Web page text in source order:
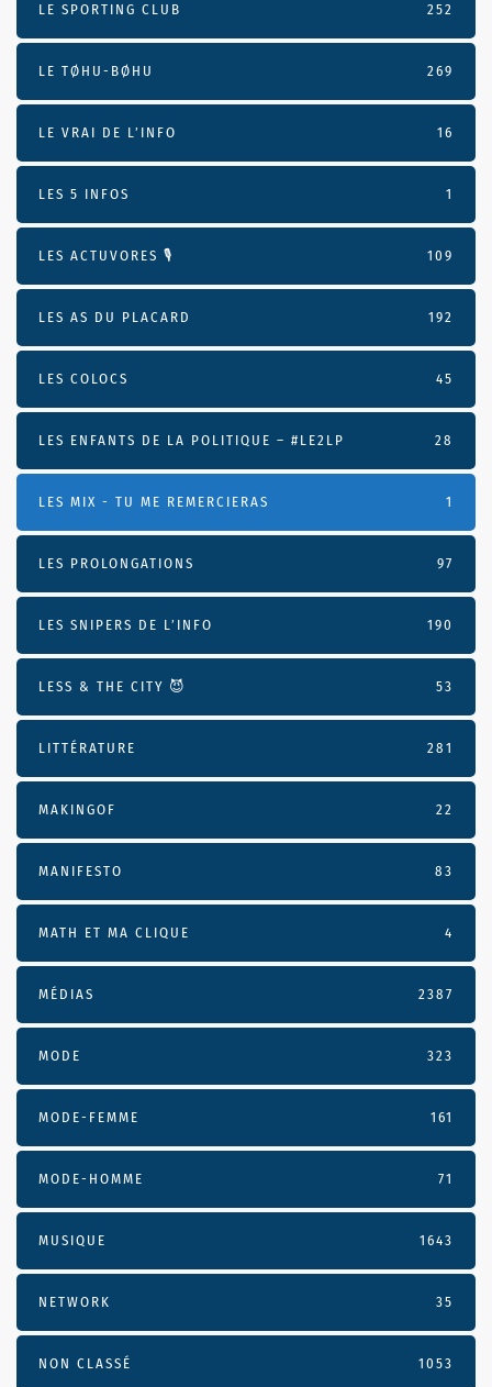
LE SPORTING CLUB 252
LE TØHU-BØHU 269
LE VRAI DE L’INFO 16
LES 5 INFOS 1
LES ACTUVORES 🎙 109
LES AS DU PLACARD 192
LES COLOCS 45
LES ENFANTS DE LA POLITIQUE – #LE2LP 28
LES MIX - TU ME REMERCIERAS 1
LES PROLONGATIONS 97
LES SNIPERS DE L’INFO 190
LESS & THE CITY 😈 53
LITTÉRATURE 281
MAKINGOF 22
MANIFESTO 83
MATH ET MA CLIQUE 4
MÉDIAS 2387
MODE 323
MODE-FEMME 161
MODE-HOMME 71
MUSIQUE 1643
NETWORK 35
NON CLASSÉ 1053